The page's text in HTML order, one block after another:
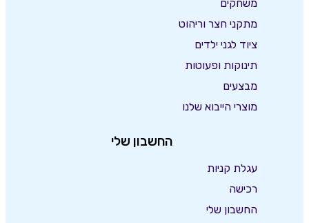
משחקים
מתקני חצר וריהוט
ציוד לגני ילדים
תינוקות ופעוטות
מבצעים
מוצרי הייבוא שלנו
החשבון שלי
עגלת קניות
רכישה
החשבון שלי